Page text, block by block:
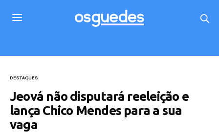
DESTAQUES
Jeová não disputará reeleição e
lança Chico Mendes para a sua
vaga